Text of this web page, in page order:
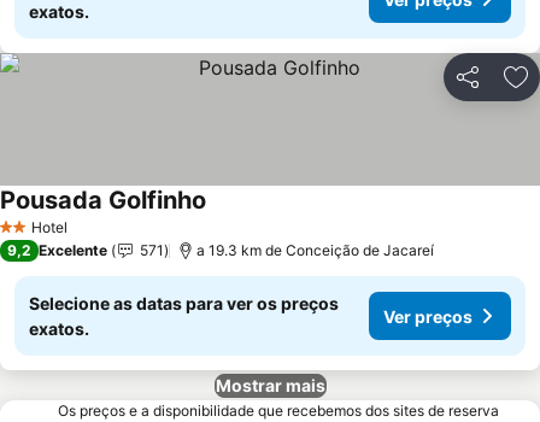
exatos.
Partilhar
2 Estrelas
Hotel
Pousada Golfinho
9,2 Excelente 571 a 19.3 km de Conceição de Jacareí
Selecione as datas para ver os preços
exatos.
Ver preços
Mostrar mais
Os preços e a disponibilidade que recebemos dos sites de reserva